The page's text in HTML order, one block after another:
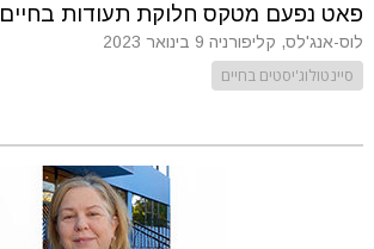
פאט נפעם מטקס חלוקת תעודות בחיים
לוס-אנג'לס, קליפורניה 9 בינואר 2023
סיינטולוג'יסטים בחיים